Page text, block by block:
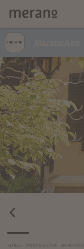
MERAN STADT & KULTUR